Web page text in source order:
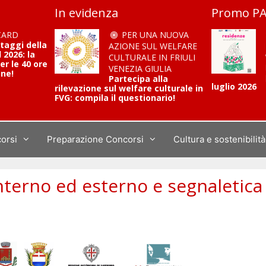
della
2026: la
le 40 ore
In evidenza
PER UNA NUOVA
AZIONE SUL WELFARE
CULTURALE IN FRIULI
VENEZIA GIULIA
Partecipa alla
rilevazione sul welfare culturale in
FVG: compila il questionario!
Promo
luglio 2026
Preparazione Concorsi Cultura e sostenibilità
ed esterno e segnaletica